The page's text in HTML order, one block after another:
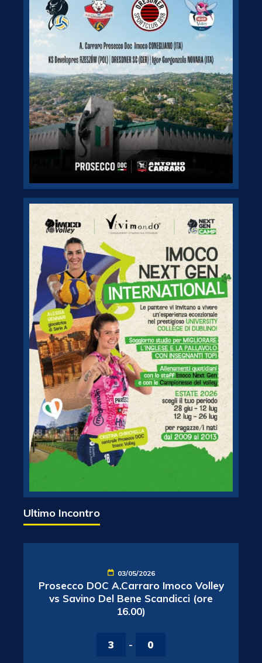
Ultimo Incontro
03/05/2026
Prosecco DOC A.Carraro Imoco Volley
vs Savino Del Bene Scandicci (ore
16.00)
3 - 0